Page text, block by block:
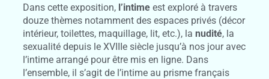
Dans cette exposition, l’intime est exploré à travers
douze thèmes notamment des espaces privés (décor
intérieur, toilettes, maquillage, lit, etc.), lanudité, la
sexualité depuis le XVIIIe siècle jusqu’à nos jour avec
l’intime arrangé pour être mis en ligne. Dans
l’ensemble, il s’agit de l’intime au prisme français